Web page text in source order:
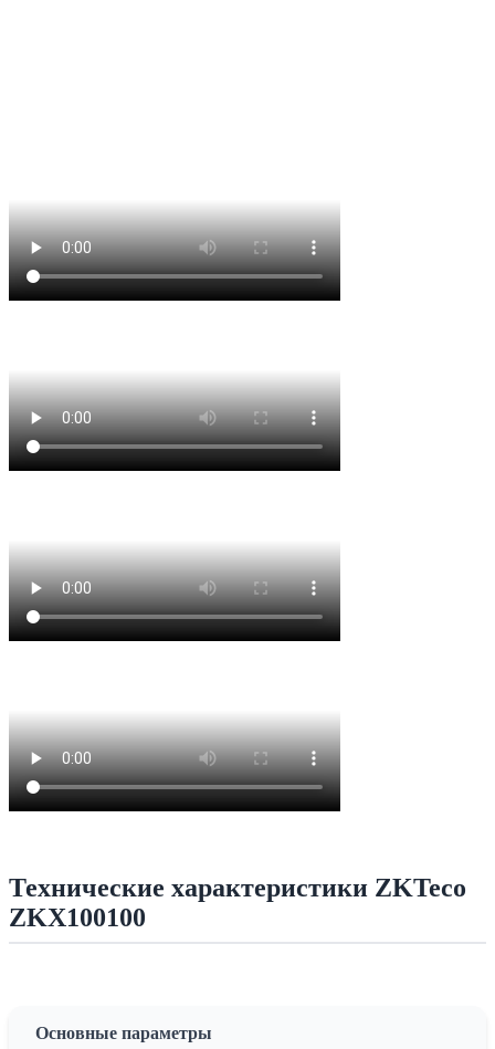
Технические характеристики ZKTeco
ZKX100100
Основные параметры